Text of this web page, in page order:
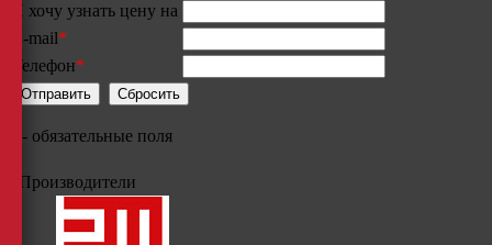
Я хочу узнать цену на
E-mail*
Телефон*
- обязательные поля
Производители